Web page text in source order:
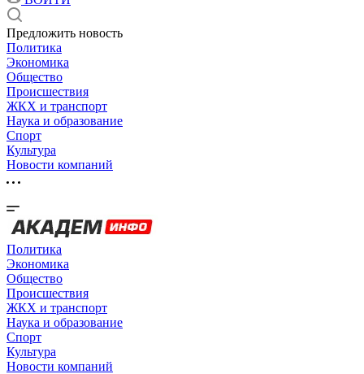
Предложить новость
Политика
Экономика
Общество
Происшествия
ЖКХ и транспорт
Наука и образование
Спорт
Культура
Новости компаний
Политика
Экономика
Общество
Происшествия
ЖКХ и транспорт
Наука и образование
Спорт
Культура
Новости компаний